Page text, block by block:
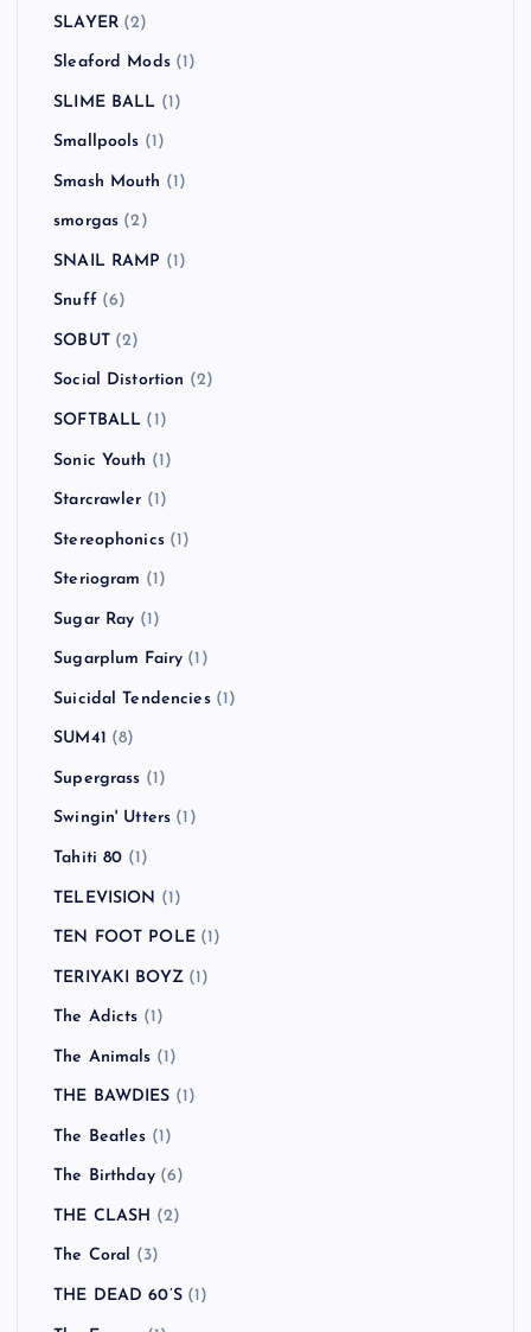
SLAYER(2)
Sleaford Mods(1)
SLIME BALL (1)
Smallpools (1)
Smash Mouth (1)
smorgas (2)
SNAIL RAMP (1)
Snuff (6)
SOBUT(2)
Social Distortion (2)
SOFTBALL (1)
Sonic Youth (1)
Starcrawler (1)
Stereophonics(1)
Steriogram (1)
Sugar Ray (1)
Sugarplum Fairy (1)
Suicidal Tendencies(1)
SUM41 (8)
Supergrass (1)
Swingin' Utters (1)
Tahiti 80 (1)
TELEVISION (1)
TEN FOOT POLE(1)
TERIYAKI BOYZ(1)
The Adicts (1)
The Animals (1)
THE BAWDIES (1)
The Beatles (1)
The Birthday(6)
THE CLASH (2)
The Coral (3)
THE DEAD 60’S(1)